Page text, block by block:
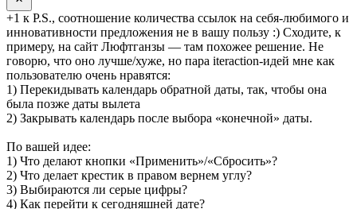
+1 к P.S., соотношение количества ссылок на себя-любимого и
инновативности предложения не в вашу пользу :) Сходите, к
примеру, на сайт Люфтганзы — там похожее решение. Не
говорю, что оно лучше/хуже, но пара iteraction-идей мне как
пользователю очень нравятся:
1) Перекидывать календарь обратной даты, так, чтобы она
была позже даты вылета
2) Закрывать календарь после выбора «конечной» даты.
По вашей идее:
1) Что делают кнопки «Применить»/«Сбросить»?
2) Что делает крестик в правом вернем углу?
3) Выбираются ли серые цифры?
4) Как перейти к сегодняшней дате?